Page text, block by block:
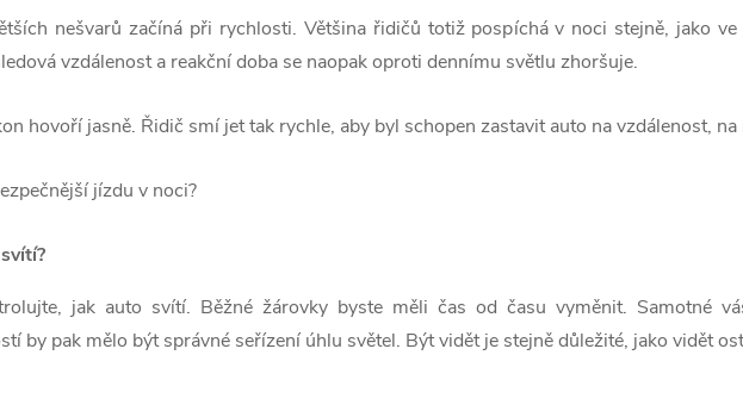
nešvarů začíná při rychlosti. Většina řidičů totiž pospíchá v noci stejně, jako
vzdálenost a reakční doba se naopak oproti dennímu světlu zhoršuje.
hovoří jasně. Řidič smí jet tak rychle, aby byl schopen zastavit auto na vzdálenost,
jízdu v noci?
jak auto svítí. Běžné žárovky byste měli čas od času vyměnit. Samotné
by pak mělo být správné seřízení úhlu světel. Být vidět je stejně důležité, jako vidět